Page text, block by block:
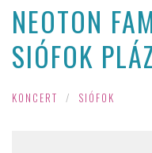
NEOTON
SIÓFOK
KONCERT / SIÓFOK